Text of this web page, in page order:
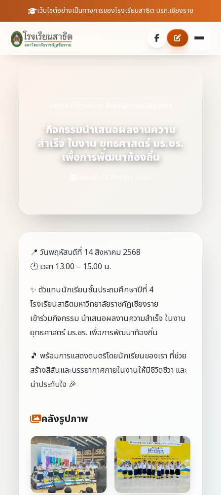
เว็บไซต์อย่างเป็นทางการของโรงเรียนสาธิต มรภ.เชียงราย
ประวัติความเป็นมา
บุคลากร
สถิตินักเรียน
ประชาสัมพันธ์
ข่าวสารจากโรงเรียน
สายตรงผู้อำนวยการ
กิจกรรมนำเสนอผลงานความ
สำเร็จ ในงาน ยุทธศาสตร์ มร.ชร.
เพื่อการพัฒนาท้องถิ่น
📍 วันพฤหัสบดีที่ 14 สิงหาคม 2568
🕐 เวลา 13.00 – 15.00 น.
✨ ตัวแทนนักเรียนชั้นประถมศึกษาปีที่ 4
โรงเรียนสาธิตมหาวิทยาลัยราชภัฏเชียงราย
เข้าร่วมกิจกรรม นำเสนอผลงานความสำเร็จ ในงาน
ยุทธศาสตร์ มร.ชร. เพื่อการพัฒนาท้องถิ่น
🎵 พร้อมการแสดงดนตรีโดยนักเรียนของเรา ที่ช่วย
สร้างสีสันและบรรยากาศภายในงานให้มีชีวิตชีวา และ
น่าประทับใจ 🎉
คลังรูปภาพ